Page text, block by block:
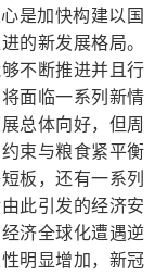
是加快构建以国
的新发展格局。
不断推进并且行
面临一系列新情
总体向好，但周
束与粮食紧平衡
板，还有一系列
此引发的经济安
济全球化遭遇逆
明显增加，新冠